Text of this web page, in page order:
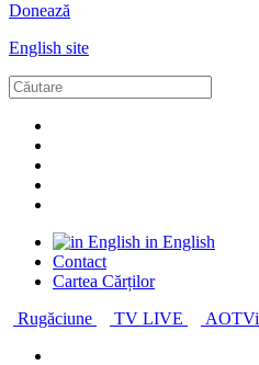
Donează
English site
in English
Contact
Cartea Cărților
Rugăciune
TV LIVE AOTVi